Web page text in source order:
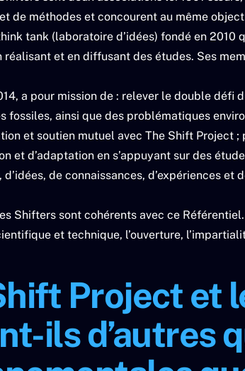
de méthodes et concourent au même
tank (laboratoire d’idées) fondé en
et en diffusant des études. Ses
a pour mission de : relever le double défi
fossiles, ainsi que des problématiques
et soutien mutuel avec The Shift Project
et d’adaptation en s’appuyant sur des
d’idées, de connaissances, d’expériences
Shifters sont cohérents avec ce
et technique, l’ouverture,
Project et
ils d’autres